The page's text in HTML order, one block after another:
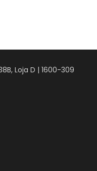
Loja D | 1600-309